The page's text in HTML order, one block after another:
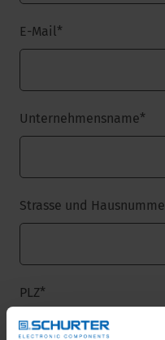
E-Mail*
Unternehmensname*
Strasse und
PLZ*